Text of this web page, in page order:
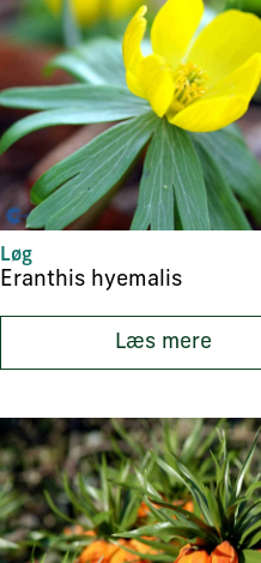
Løg
Eranthis hyemalis
Læs mere